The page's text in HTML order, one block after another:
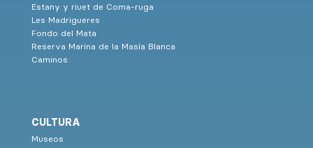
Estany y riuet de Coma-ruga
Les Madrigueres
Fondo del Mata
Reserva Marina de la Masía Blanca
Caminos
CULTURA
Museos